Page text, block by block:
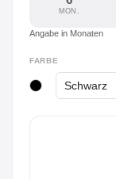
MON.
Angabe in Monaten
FARBE